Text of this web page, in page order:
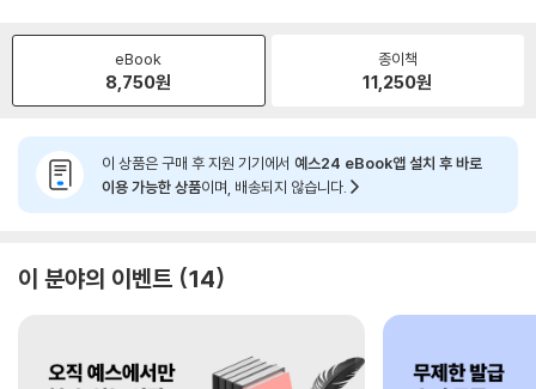
eBook
8,750원
종이책
11,250원
이 상품은 구매 후 지원 기기에서 예스24 eBook앱 설치 후 바로
이용 가능한 상품이며, 배송되지 않습니다.
이 분야의 이벤트 14